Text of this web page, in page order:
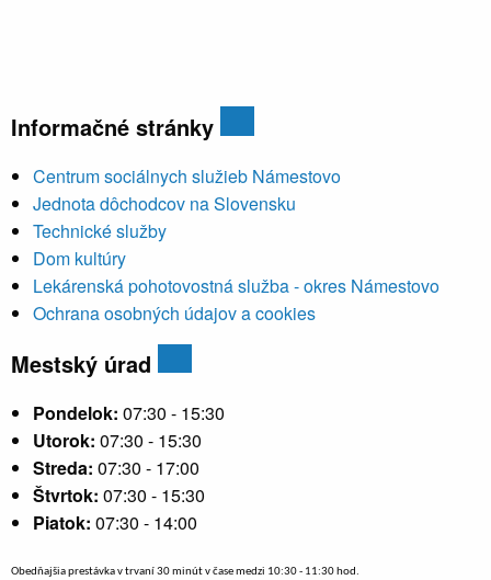
Informačné stránky
Centrum sociálnych služieb Námestovo
Jednota dôchodcov na Slovensku
Technické služby
Dom kultúry
Lekárenská pohotovostná služba - okres Námestovo
Ochrana osobných údajov a cookies
Mestský úrad
Pondelok: 07:30 - 15:30
Utorok: 07:30 - 15:30
Streda: 07:30 - 17:00
Štvrtok: 07:30 - 15:30
Piatok: 07:30 - 14:00
Obedňajšia prestávka v trvaní 30 minút v čase medzi 10:30 - 11:30 hod.